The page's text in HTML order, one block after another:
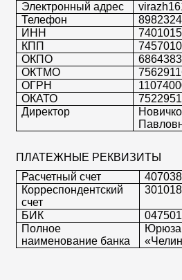
Электронный адрес
Телефон
ИНН
КПП
ОКПО
ОКТМО
ОГРН
ОКАТО
Директор
ПЛАТЕЖНЫЕ РЕКВИЗИТЫ
Расчетный счет
Корреспондентский
счет
БИК
Полное
наименование банка